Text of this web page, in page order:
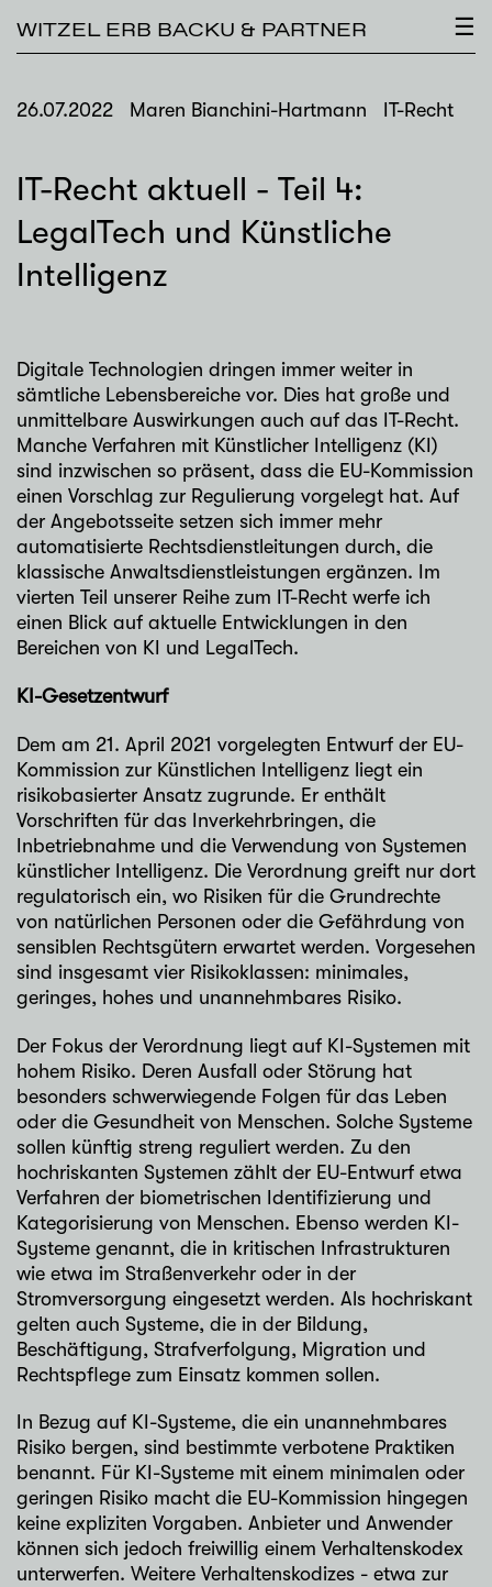
WITZEL ERB BACKU & PARTNER ☰
×
26.07.2022 Maren Bianchini-Hartmann IT-Recht
IT-Recht aktuell - Teil 4:
LegalTech und Künstliche
Intelligenz
Digitale Technologien dringen immer weiter in
sämtliche Lebensbereiche vor. Dies hat große und
unmittelbare Auswirkungen auch auf das IT-Recht.
Manche Verfahren mit Künstlicher Intelligenz (KI)
sind inzwischen so präsent, dass die EU-Kommission
einen Vorschlag zur Regulierung vorgelegt hat. Auf
der Angebotsseite setzen sich immer mehr
automatisierte Rechtsdienstleitungen durch, die
klassische Anwaltsdienstleistungen ergänzen. Im
vierten Teil unserer Reihe zum IT-Recht werfe ich
einen Blick auf aktuelle Entwicklungen in den
Bereichen von KI und LegalTech.
KI-Gesetzentwurf
Dem am 21. April 2021 vorgelegten Entwurf der EU-
Kommission zur Künstlichen Intelligenz liegt ein
risikobasierter Ansatz zugrunde. Er enthält
Vorschriften für das Inverkehrbringen, die
Inbetriebnahme und die Verwendung von Systemen
künstlicher Intelligenz. Die Verordnung greift nur dort
regulatorisch ein, wo Risiken für die Grundrechte
von natürlichen Personen oder die Gefährdung von
sensiblen Rechtsgütern erwartet werden. Vorgesehen
sind insgesamt vier Risikoklassen: minimales,
geringes, hohes und unannehmbares Risiko.
Der Fokus der Verordnung liegt auf KI-Systemen mit
hohem Risiko. Deren Ausfall oder Störung hat
besonders schwerwiegende Folgen für das Leben
oder die Gesundheit von Menschen. Solche Systeme
sollen künftig streng reguliert werden. Zu den
hochriskanten Systemen zählt der EU-Entwurf etwa
Verfahren der biometrischen Identifizierung und
Kategorisierung von Menschen. Ebenso werden KI-
Systeme genannt, die in kritischen Infrastrukturen
wie etwa im Straßenverkehr oder in der
Stromversorgung eingesetzt werden. Als hochriskant
gelten auch Systeme, die in der Bildung,
Beschäftigung, Strafverfolgung, Migration und
Rechtspflege zum Einsatz kommen sollen.
In Bezug auf KI-Systeme, die ein unannehmbares
Risiko bergen, sind bestimmte verbotene Praktiken
benannt. Für KI-Systeme mit einem minimalen oder
geringen Risiko macht die EU-Kommission hingegen
keine expliziten Vorgaben. Anbieter und Anwender
können sich jedoch freiwillig einem Verhaltenskodex
unterwerfen. Weitere Verhaltenskodizes - etwa zur